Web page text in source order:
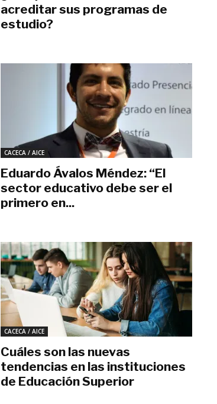
acreditar sus programas de
estudio?
CACECA / AICE
Eduardo Ávalos Méndez: “El
sector educativo debe ser el
primero en...
CACECA / AICE
Cuáles son las nuevas
tendencias en las instituciones
de Educación Superior